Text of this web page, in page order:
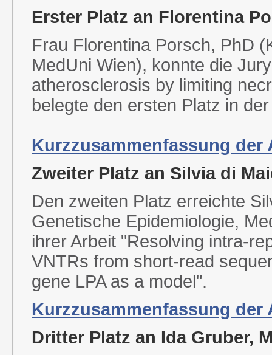
Erster Platz an Florentina
Frau Florentina Porsch, PhD
MedUni Wien), konnte die
atherosclerosis by limiting
belegte den ersten Platz in
Kurzzusammenfassung
Zweiter Platz an Silvia di
Den zweiten Platz erreichte
Genetische Epidemiologie,
ihrer Arbeit "Resolving intra-
VNTRs from short-read
gene LPA as a model".
Kurzzusammenfassung der
Dritter Platz an Ida Gruber,